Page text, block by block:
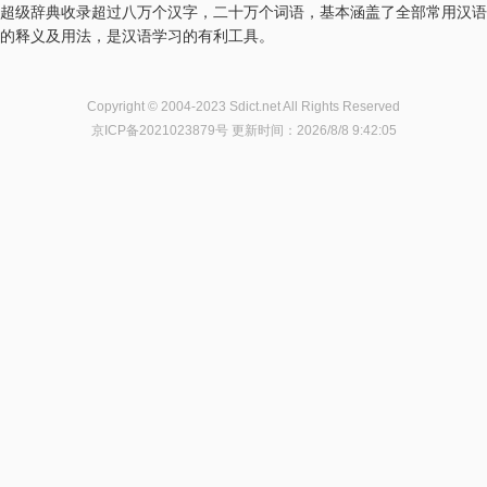
超级辞典收录超过八万个汉字，二十万个词语，基本涵盖了全部常用汉语
的释义及用法，是汉语学习的有利工具。
Copyright © 2004-2023 Sdict.net All Rights Reserved
京ICP备2021023879号更新时间：2026/8/8 9:42:05